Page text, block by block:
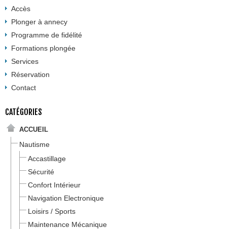
Accès
Plonger à annecy
Programme de fidélité
Formations plongée
Services
Réservation
Contact
CATÉGORIES
ACCUEIL
Nautisme
Accastillage
Sécurité
Confort Intérieur
Navigation Electronique
Loisirs / Sports
Maintenance Mécanique